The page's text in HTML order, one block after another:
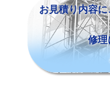
お見積り内容
修理